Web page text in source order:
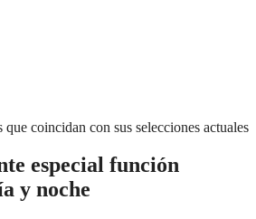
coincidan con sus selecciones actuales
especial función
y noche